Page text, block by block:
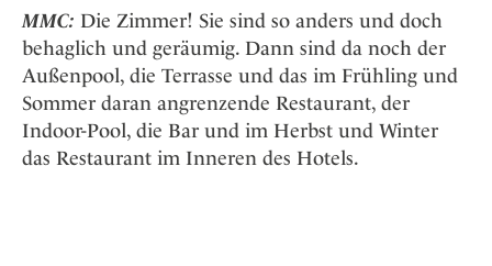
MMC: Die Zimmer! Sie sind so anders und doch
behaglich und geräumig. Dann sind da noch der
Außenpool, die Terrasse und das im Frühling und
Sommer daran angrenzende Restaurant, der
Indoor-Pool, die Bar und im Herbst und Winter
das Restaurant im Inneren des Hotels.